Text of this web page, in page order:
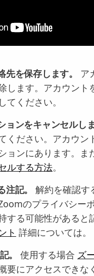
を保存します。
ア
します。アカウン
てください。
ンをキャンセルしま
ください。アカウ
ョンにあります。ま
ルする方法。
記。
解約を確認す
のプライバシー
する可能性があると
ト 詳細については。
。
使用する場合 ズ
要にアクセスでき